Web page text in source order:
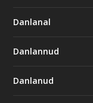
Danlanal
Danlannud
Danlanud